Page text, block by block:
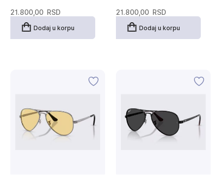
21.800,00 RSD
Dodaj u korpu
21.800,00 RSD
Dodaj u korpu